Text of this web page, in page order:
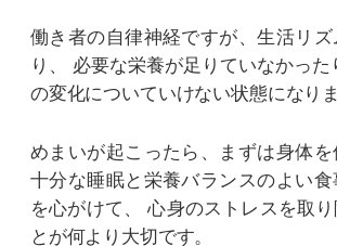
働き者の自律神経ですが、生活リ
り、
必要な栄養が足りていなかった
の変化についていけない状態になりま
めまいが起こったら、まずは身体を
十分な睡眠と栄養バランスのよい
を心がけて、
心身のストレスを取
とが何より大切です。